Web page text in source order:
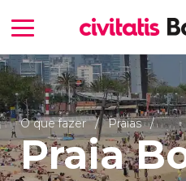
O que fazer Praias
Praia